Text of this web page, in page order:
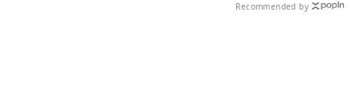
Recommended by